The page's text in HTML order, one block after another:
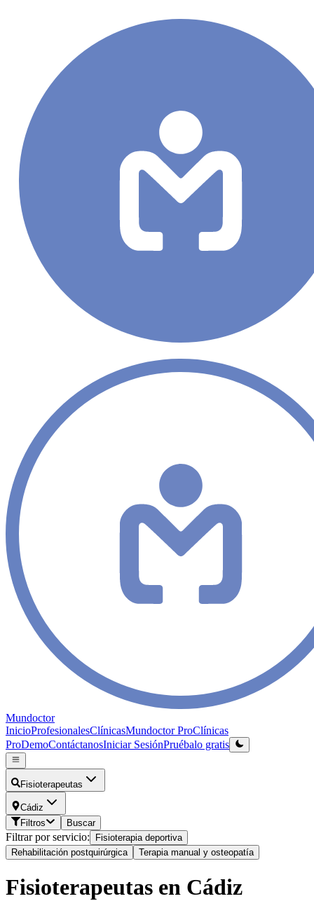
Mundoctor
InicioProfesionalesClínicasMundoctor ProClínicas
ProDemoContáctanosIniciar SesiónPruébalo gratis
Fisioterapeutas
Cádiz
Filtros
Buscar
Filtrar por servicio:
Fisioterapia deportiva
Rehabilitación postquirúrgica
Terapia manual y osteopatía
Fisioterapeutas en Cádiz